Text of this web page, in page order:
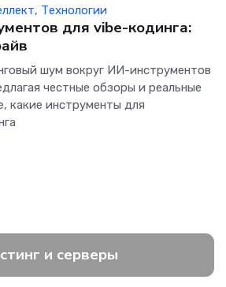
, Технологии
для vibe-кодинга:
шум вокруг ИИ-инструментов
честные обзоры и реальные
какие инструменты для
и серверы